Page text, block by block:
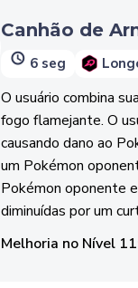
Canhão de
6 seg
O usuário combina
fogo flamejante. O
causando dano ao
um Pokémon
Pokémon oponente
diminuídas por um
Melhoria no Nível